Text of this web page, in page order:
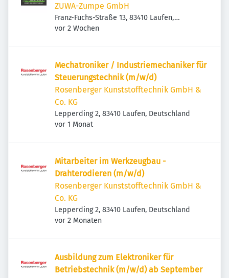
ZUWA-Zumpe GmbH
Franz-Fuchs-Straße 13, 83410 Laufen,
Deutschland
Veröffentlicht
vor 2 Wochen
Mechatroniker / Industriemechaniker für
Steuerungstechnik (m/w/d)
Rosenberger Kunststofftechnik GmbH &
Co. KG
Lepperding 2, 83410 Laufen, Deutschland
Veröffentlicht
vor 1 Monat
Mitarbeiter im Werkzeugbau -
Drahterodieren (m/w/d)
Rosenberger Kunststofftechnik GmbH &
Co. KG
Lepperding 2, 83410 Laufen, Deutschland
Veröffentlicht:
vor 2 Monaten
Ausbildung zum Elektroniker für
Betriebstechnik (m/w/d) ab September